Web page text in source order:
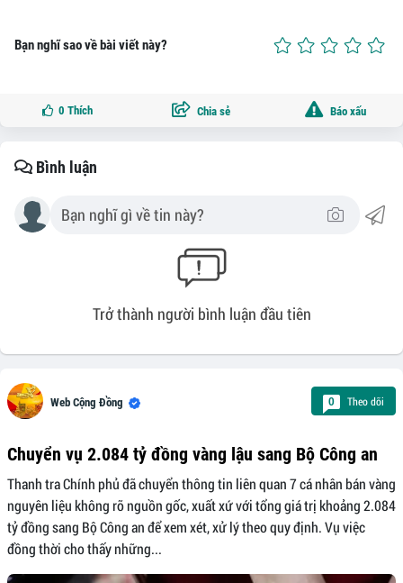
Bạn nghĩ sao về bài viết này?
0 Thích Chia sẻ Báo xấu
Bình luận
Trở thành người bình luận đầu tiên
Web Cộng Đồng 0 Theo dõi
Chuyển vụ 2.084 tỷ đồng vàng lậu sang Bộ Công an
Thanh tra Chính phủ đã chuyển thông tin liên quan 7 cá nhân bán vàng
nguyên liệu không rõ nguồn gốc, xuất xứ với tổng giá trị khoảng 2.084
tỷ đồng sang Bộ Công an để xem xét, xử lý theo quy định. Vụ việc
đồng thời cho thấy những...